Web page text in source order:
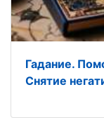
Гадание.
Снятие